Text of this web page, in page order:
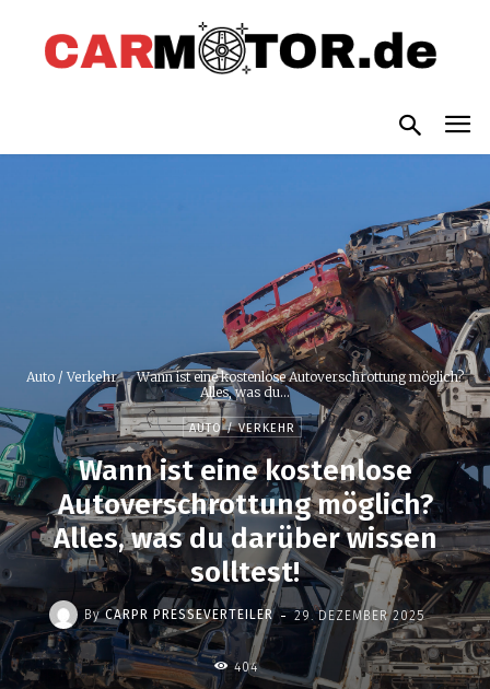
Auto / Verkehr
Wann ist eine kostenlose Autoverschrottung möglich?
Alles, was du...
AUTO / VERKEHR
Wann ist eine kostenlose
Autoverschrottung möglich?
Alles, was du darüber wissen
solltest!
By CARPR PRESSEVERTEILER - 29. DEZEMBER 2025
404